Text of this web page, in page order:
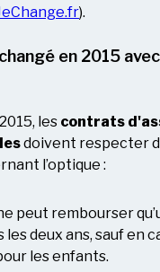
).
en 2015
les contrats
doivent respecter
l’optique :
peut rembourser
deux ans, sauf en
les enfants.